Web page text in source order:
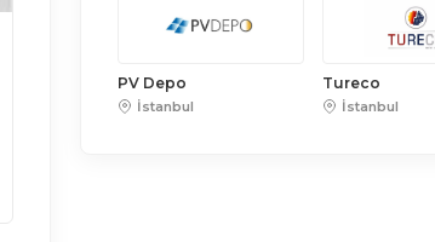
PV Depo
İstanbul
Tureco
İstanbul